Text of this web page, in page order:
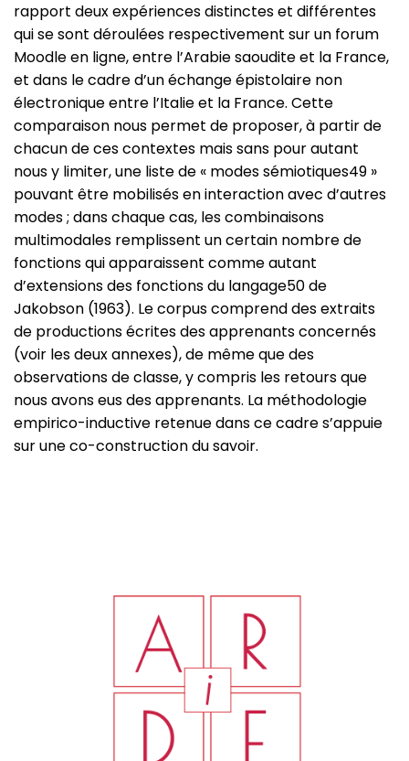
rapport deux expériences distinctes et différentes
qui se sont déroulées respectivement sur un forum
Moodle en ligne, entre l’Arabie saoudite et la France,
et dans le cadre d’un échange épistolaire non
électronique entre l’Italie et la France. Cette
comparaison nous permet de proposer, à partir de
chacun de ces contextes mais sans pour autant
nous y limiter, une liste de « modes sémiotiques49 »
pouvant être mobilisés en interaction avec d’autres
modes ; dans chaque cas, les combinaisons
multimodales remplissent un certain nombre de
fonctions qui apparaissent comme autant
d’extensions des fonctions du langage50 de
Jakobson (1963). Le corpus comprend des extraits
de productions écrites des apprenants concernés
(voir les deux annexes), de même que des
observations de classe, y compris les retours que
nous avons eus des apprenants. La méthodologie
empirico-inductive retenue dans ce cadre s’appuie
sur une co-construction du savoir.